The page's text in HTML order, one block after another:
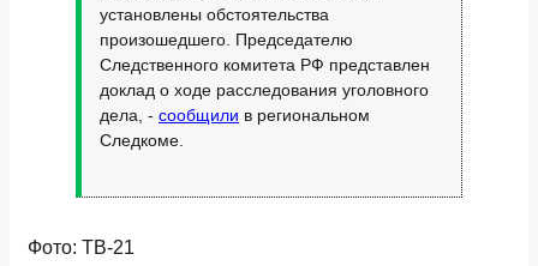
установлены обстоятельства
произошедшего. Председателю
Следственного комитета РФ представлен
доклад о ходе расследования уголовного
дела, - сообщили в региональном
Следкоме.
Фото: ТВ-21